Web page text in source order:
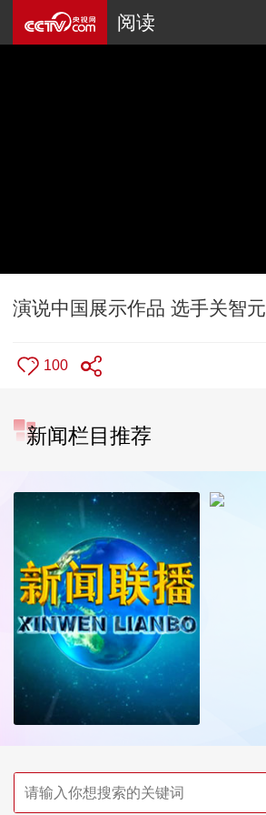
阅读
演说中国展示作品 选手关智元
100
新闻栏目推荐